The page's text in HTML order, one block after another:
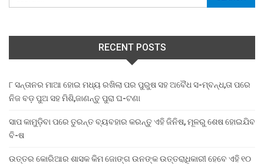
RECENT POSTS
୮ ସନ୍ତାନର ମାଆ ହୋଇ ମଧ୍ୟ ରଖିଲା ପର ପୁରୁଷ ସହ ଅବୈଧ ସ-ମ୍ବନ୍ଧ,ତା ପରେ
ନିଜ ବଡ଼ ପୁଅ ସହ ମିଶି,ଜାଣନ୍ତୁ ପୁରା ଘ-ଟଣା
ସାପ କାମୁଡ଼ିବା ପରେ ତୁରନ୍ତ ବ୍ୟବହାର କରନ୍ତୁ ଏହି ଜିନିଷ, ମୂଳରୁ ଶେଷ ହୋଇଯିବ
ବି-ଷ
ଉତ୍ତର କୋରିଆର ଶାସକ କିମ ଜୋଙ୍ଗ ଉନଙ୍କ ଉତ୍ତରାଧିକାରୀ ହେବେ ଏହି ୧୦